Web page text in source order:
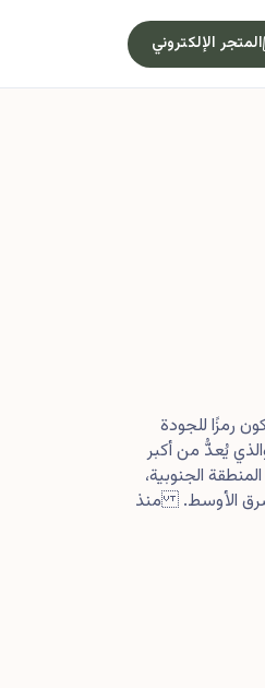
المتجر الإلكتروني
بأن نكون رمزًا للجودة
يُعدُّ من أكبر
الجنوبية،
الأوسط. منذ